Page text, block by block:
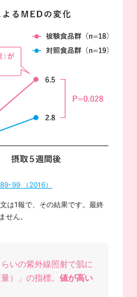
99 （2016）
は1報で、その結果です。最終
せん。
らいの紫外線照射で肌に
）」の指標。 値が高い